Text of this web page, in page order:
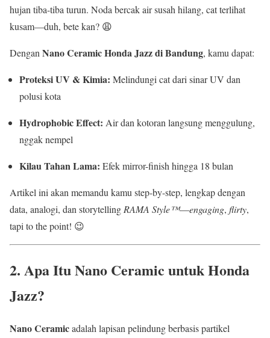
hujan tiba-tiba turun. Noda bercak air susah hilang, cat terlihat
kusam—duh, bete kan? 😩
DenganNano Ceramic Honda Jazz di Bandung, kamu dapat:
Proteksi UV & Kimia: Melindungi cat dari sinar UV dan
polusi kota
Hydrophobic Effect: Air dan kotoran langsung menggulung,
nggak nempel
Kilau Tahan Lama: Efek mirror-finish hingga 18 bulan
Artikel ini akan memandu kamu step-by-step, lengkap dengan
data, analogi, dan storytellingRAMA Style™—engaging, flirty,
tapi to the point! 😉
2. Apa Itu Nano Ceramic untuk Honda
Jazz?
Nano Ceramicadalah lapisan pelindung berbasis partikel